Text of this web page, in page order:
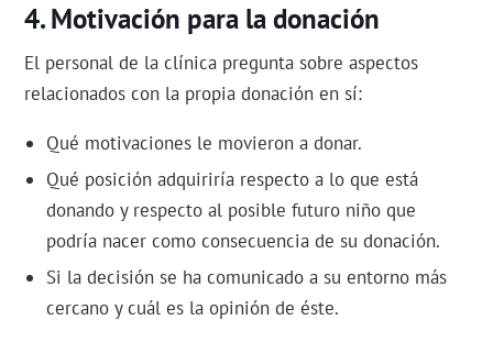
Motivación para la donación
El personal de la clínica pregunta sobre aspectos
relacionados con la propia donación en sí:
Qué motivaciones le movieron a donar.
Qué posición adquiriría respecto a lo que está
donando y respecto al posible futuro niño que
podría nacer como consecuencia de su donación.
Si la decisión se ha comunicado a su entorno más
cercano y cuál es la opinión de éste.